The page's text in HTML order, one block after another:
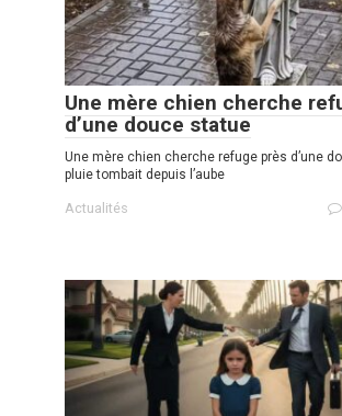
Une mère chien cherche
d’une douce statue
Une mère chien cherche refuge près d’une
pluie tombait depuis l’aube
Actualités